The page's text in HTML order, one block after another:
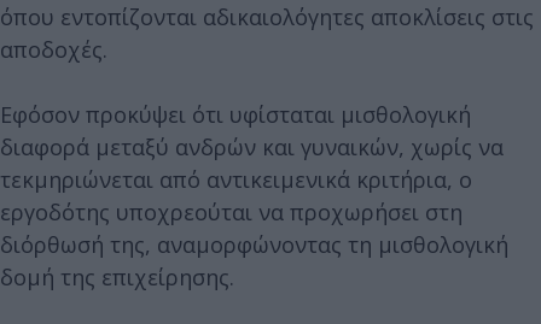
όπου εντοπίζονται αδικαιολόγητες αποκλίσεις στις
αποδοχές.
Εφόσον προκύψει ότι υφίσταται μισθολογική
διαφορά μεταξύ ανδρών και γυναικών, χωρίς να
τεκμηριώνεται από αντικειμενικά κριτήρια, ο
εργοδότης υποχρεούται να προχωρήσει στη
διόρθωσή της, αναμορφώνοντας τη μισθολογική
δομή της επιχείρησης.